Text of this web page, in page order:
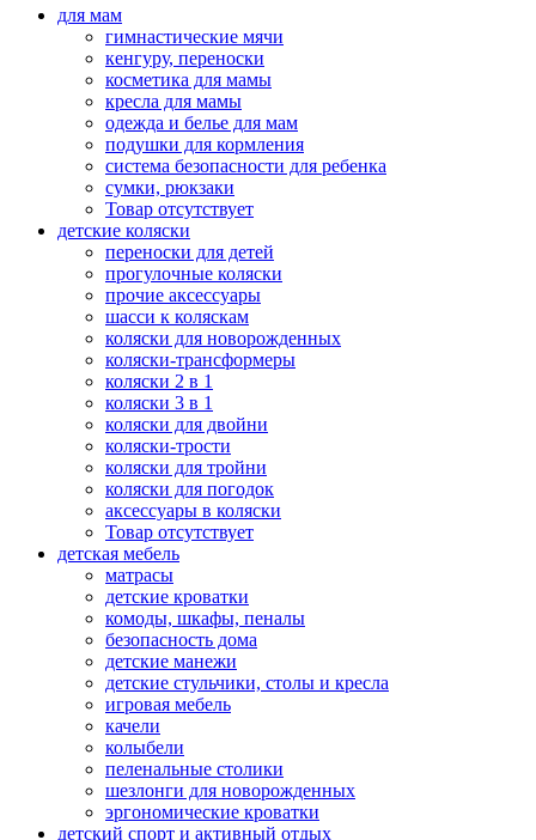
для мам
гимнастические мячи
кенгуру, переноски
косметика для мамы
кресла для мамы
одежда и белье для мам
подушки для кормления
система безопасности для ребенка
сумки, рюкзаки
Товар отсутствует
детские коляски
переноски для детей
прогулочные коляски
прочие аксессуары
шасси к коляскам
коляски для новорожденных
коляски-трансформеры
коляски 2 в 1
коляски 3 в 1
коляски для двойни
коляски-трости
коляски для тройни
коляски для погодок
аксессуары в коляски
Товар отсутствует
детская мебель
матрасы
детские кроватки
комоды, шкафы, пеналы
безопасность дома
детские манежи
детские стульчики, столы и кресла
игровая мебель
качели
колыбели
пеленальные столики
шезлонги для новорожденных
эргономические кроватки
детский спорт и активный отдых